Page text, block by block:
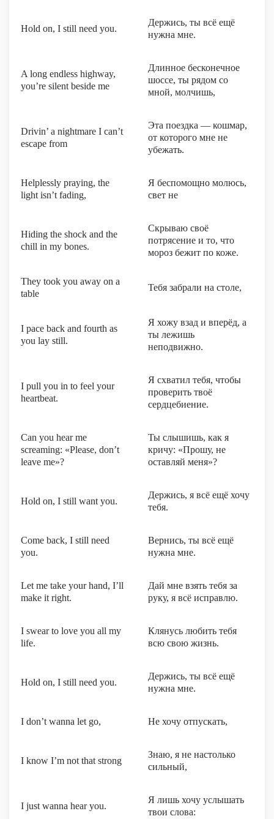
Hold on, I still need you.
Держись, ты всё ещё
нужна мне.
A long endless highway,
you’re silent beside me
Длинное бесконечное
шоссе, ты рядом со
мной, молчишь,
Drivin’ a nightmare I can’t
escape from
Эта поездка — кошмар,
от которого мне не
убежать.
Helplessly praying, the
light isn’t fading,
Я беспомощно молюсь,
свет не
Hiding the shock and the
chill in my bones.
Скрываю своё
потрясение и то, что
мороз бежит по коже.
They took you away on a
table
Тебя забрали на столе,
I pace back and fourth as
you lay still.
Я хожу взад и вперёд, а
ты лежишь
неподвижно.
I pull you in to feel your
heartbeat.
Я схватил тебя, чтобы
проверить твоё
сердцебиение.
Can you hear me
screaming: «Please, don’t
leave me»?
Ты слышишь, как я
кричу: «Прошу, не
оставляй меня»?
Hold on, I still want you.
Держись, я всё ещё хочу
тебя.
Come back, I still need
you.
Вернись, ты всё ещё
нужна мне.
Let me take your hand, I’ll
make it right.
Дай мне взять тебя за
руку, я всё исправлю.
I swear to love you all my
life.
Клянусь любить тебя
всю свою жизнь.
Hold on, I still need you.
Держись, ты всё ещё
нужна мне.
I don’t wanna let go, Не хочу отпускать,
I know I’m not that strong
Знаю, я не настолько
сильный,
I just wanna hear you.
Я лишь хочу услышать
твои слова: